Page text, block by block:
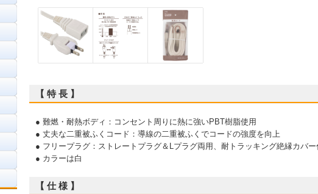
【 特 長 】
● 難燃・耐熱ボディ：コンセント周りに熱に強いPBT樹脂使用
● 丈夫な二重被ふくコード：導線の二重被ふくでコードの強度を向上
● フリープラグ：ストレートプラグ＆Lプラグ両用、耐トラッキング絶縁カバー
● カラーは白
【 仕 様 】